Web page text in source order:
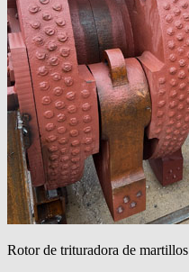
Rotor de trituradora de martillos